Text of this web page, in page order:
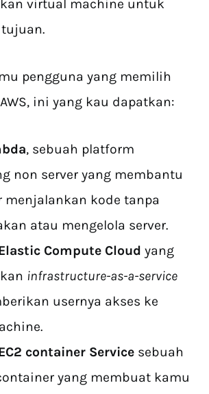
virtual machine untuk
pengguna yang memilih
ini yang kau dapatkan:
, sebuah platform
non server yang membantu
menjalankan kode tanpa
atau mengelola server.
Compute Cloud yang
infrastructure-as-a-service
usernya akses ke
container Service sebuah
yang membuat kamu